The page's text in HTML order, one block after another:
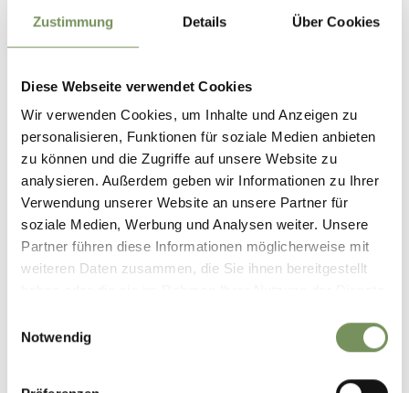
Zustimmung Details Über Cookies
Diese Webseite verwendet Cookies
Wir verwenden Cookies, um Inhalte und Anzeigen zu
personalisieren, Funktionen für soziale Medien anbieten
zu können und die Zugriffe auf unsere Website zu
analysieren. Außerdem geben wir Informationen zu Ihrer
Verwendung unserer Website an unsere Partner für
soziale Medien, Werbung und Analysen weiter. Unsere
Partner führen diese Informationen möglicherweise mit
weiteren Daten zusammen, die Sie ihnen bereitgestellt
Notwendig
GPX-DATEN DOWNLOADEN
Vöran - Meran 2000
St. Kathreinstraße 2A
39010 Hafling
info@hafling.com
WAR DER INHALT FÜR DICH HILFREICH?